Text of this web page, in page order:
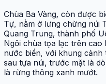
Chùa Ba Vàng, còn được
Tự, nằm ở lưng chừng núi
Quang Trung, thành phố
Ngôi chùa tọa lạc trên cao
nước biển, với khung
sau tựa núi, trước mặt là
là rừng thông xanh mướt.